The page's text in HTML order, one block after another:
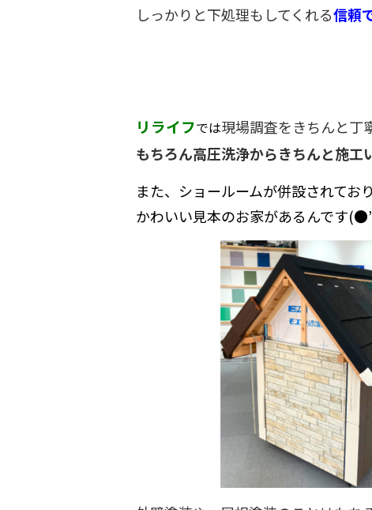
しっかりと下処理もしてくれる信頼
リライフでは現場調査をきちんと丁
もちろん高圧洗浄からきちんと施工
また、ショールームが併設されており
かわいい見本のお家があるんです